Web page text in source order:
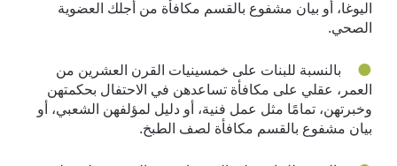
اليوغا، أو بيان مشفوع بالقسم مكافأة من أجلك العضوية
الصحي.
بالنسبة للبنات على خمسينيات القرن العشرين من
العمر، عقلي على مكافأة تساعدهن في الاحتفال بحكمتهن
وخبرتهن، تمامًا مثل عمل فنية، أو دليل لمؤلفهن الشعبي، أو
بيان مشفوع بالقسم مكافأة لصف الطبخ.